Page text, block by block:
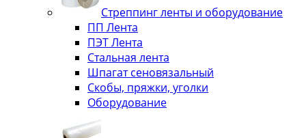
Стреппинг ленты и оборудование
ПП Лента
ПЭТ Лента
Стальная лента
Шпагат сеновязальный
Скобы, пряжки, уголки
Оборудование